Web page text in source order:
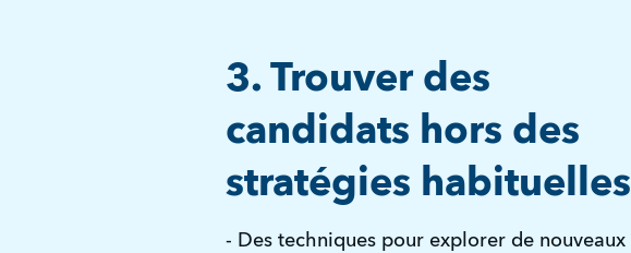
3. Trouver des
candidats hors des
stratégies habituelles
- Des techniques pour explorer de nouveaux